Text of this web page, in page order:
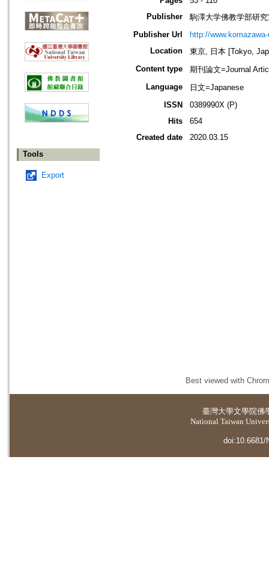
Tools
Export
Publisher
駒澤大学佛教学部研
Publisher Url
http://
Location
東京, 日本 [Tokyo,
Content type
期刊論文=Journal
Language
日文=Japanese
ISSN
0389990X (P)
Hits
654
Created date
2020.03.15
Best viewed with
臺灣大學文學院佛
National Taiwan
doi:10.6681/